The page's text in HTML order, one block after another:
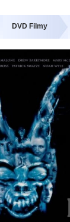
DVD Filmy